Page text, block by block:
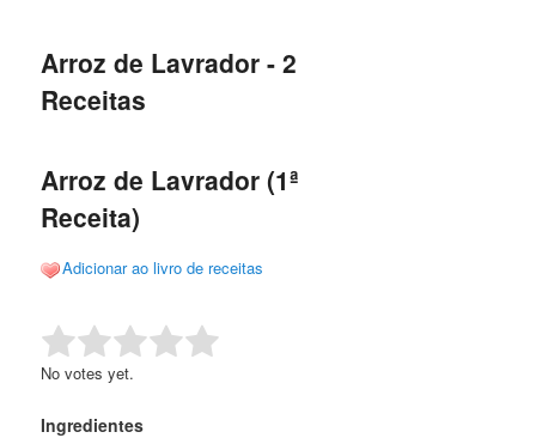
conteúdo
conteúdo
Arroz de Lavrador - 2
Receitas
Arroz de Lavrador (1ª
Receita)
Adicionar ao livro de receitas
Rate this item: Submit Rating
No votes yet.
Ingredientes